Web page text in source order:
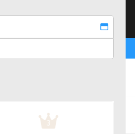
3